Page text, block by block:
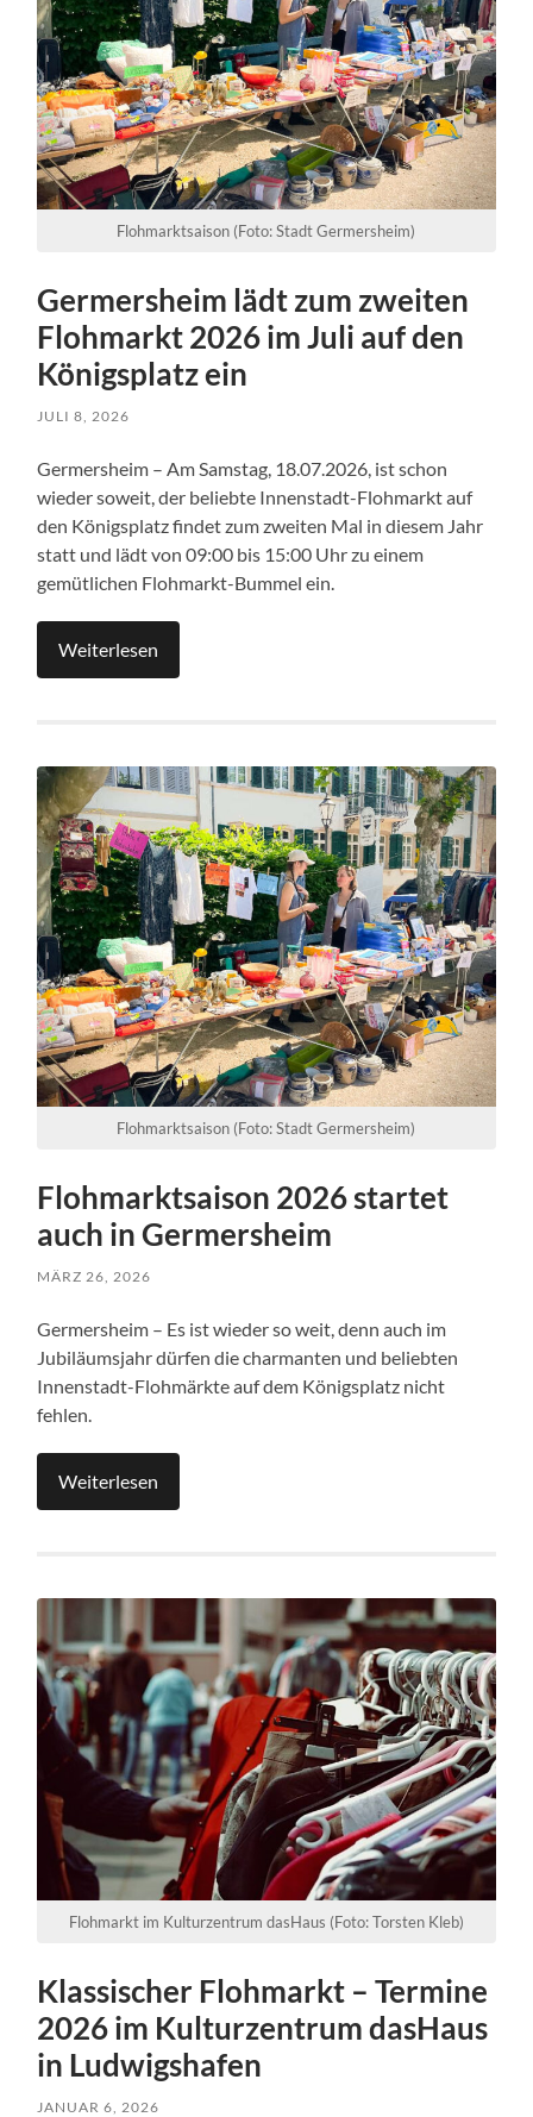
Flohmarktsaison (Foto: Stadt Germersheim)
Germersheim lädt zum zweiten
Flohmarkt 2026 im Juli auf den
Königsplatz ein
JULI 8, 2026
Germersheim – Am Samstag, 18.07.2026, ist schon
wieder soweit, der beliebte Innenstadt-Flohmarkt auf
den Königsplatz findet zum zweiten Mal in diesem Jahr
statt und lädt von 09:00 bis 15:00 Uhr zu einem
gemütlichen Flohmarkt-Bummel ein.
Weiterlesen
Flohmarktsaison (Foto: Stadt Germersheim)
Flohmarktsaison 2026 startet
auch in Germersheim
MÄRZ 26, 2026
Germersheim – Es ist wieder so weit, denn auch im
Jubiläumsjahr dürfen die charmanten und beliebten
Innenstadt-Flohmärkte auf dem Königsplatz nicht
fehlen.
Weiterlesen
Flohmarkt im Kulturzentrum dasHaus (Foto: Torsten Kleb)
Klassischer Flohmarkt – Termine
2026 im Kulturzentrum dasHaus
in Ludwigshafen
JANUAR 6, 2026